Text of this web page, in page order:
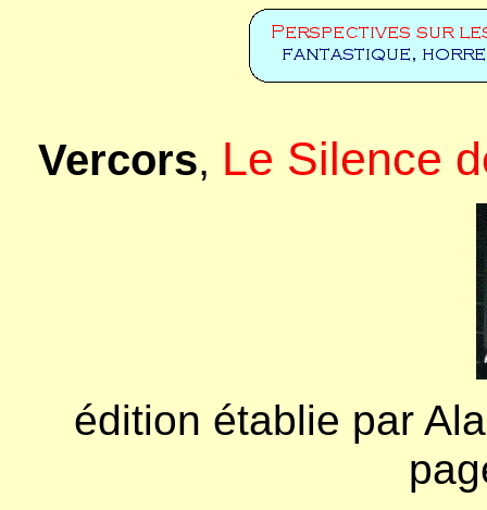
Vercors, Le Silence
édition établie par